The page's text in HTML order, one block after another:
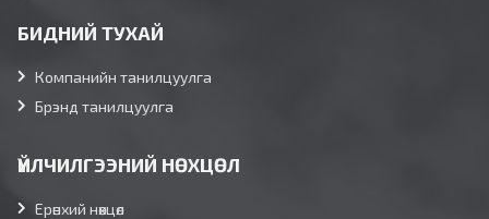
БИДНИЙ ТУХАЙ
Компанийн танилцуулга
Брэнд танилцуулга
ҮЙЛЧИЛГЭЭНИЙ НӨХЦӨЛ
Ерөнхий нөхцөл